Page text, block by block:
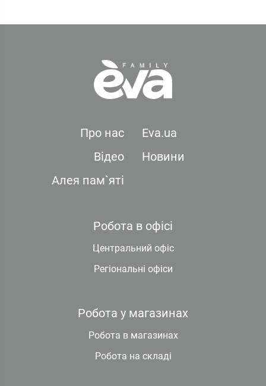
Про нас
Eva.ua
Відео
Новини
Алея пам`яті
Робота в офісі
Центральний офіс
Регіональні офіси
Робота у магазинах
Робота в магазинах
Робота на складі